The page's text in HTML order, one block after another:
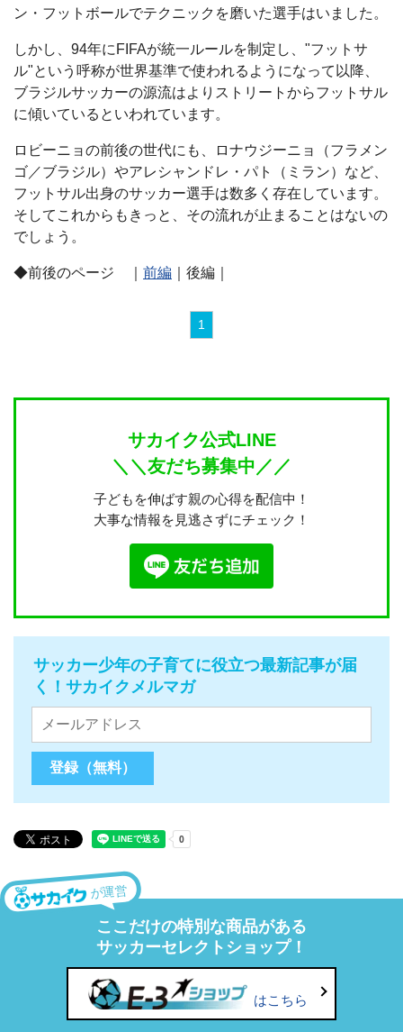
ン・フットボールでテクニックを磨いた選手はいました。
しかし、94年にFIFAが統一ルールを制定し、"フットサ
ル"という呼称が世界基準で使われるようになって以降、
ブラジルサッカーの源流はよりストリートからフットサル
に傾いているといわれています。
ロビーニョの前後の世代にも、ロナウジーニョ（フラメン
ゴ／ブラジル）やアレシャンドレ・パト（ミラン）など、
フットサル出身のサッカー選手は数多く存在しています。
そしてこれからもきっと、その流れが止まることはないの
でしょう。
◆前後のページ ｜ 前編 ｜後編｜
1
サカイク公式LINE
＼＼友だち募集中／／
子どもを伸ばす親の心得を配信中！
大事な情報を見逃さずにチェック！
サッカー少年の子育てに役立つ最新記事が届
く！サカイクメルマガ
が運営
ここだけの特別な商品がある
サッカーセレクトショップ！
はこちら